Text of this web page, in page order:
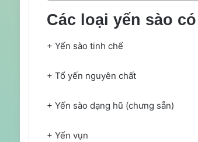
Các loại yến sào
+ Yến sào tinh chế
+ Tổ yến nguyên chất
+ Yến sào dạng hũ (chưng sẵn)
+ Yến vụn